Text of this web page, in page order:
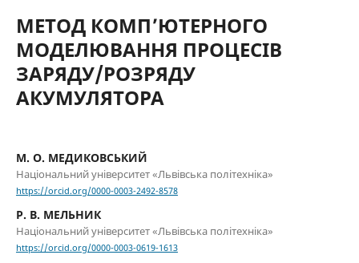
МЕТОД КОМП’ЮТЕРНОГО
МОДЕЛЮВАННЯ ПРОЦЕСІВ
ЗАРЯДУ/РОЗРЯДУ
АКУМУЛЯТОРА
М. О. МЕДИКОВСЬКИЙ
Національний університет «Львівська політехніка»
https://orcid.org/0000-0003-2492-8578
Р. В. МЕЛЬНИК
Національний університет «Львівська політехніка»
https://orcid.org/0000-0003-0619-1613